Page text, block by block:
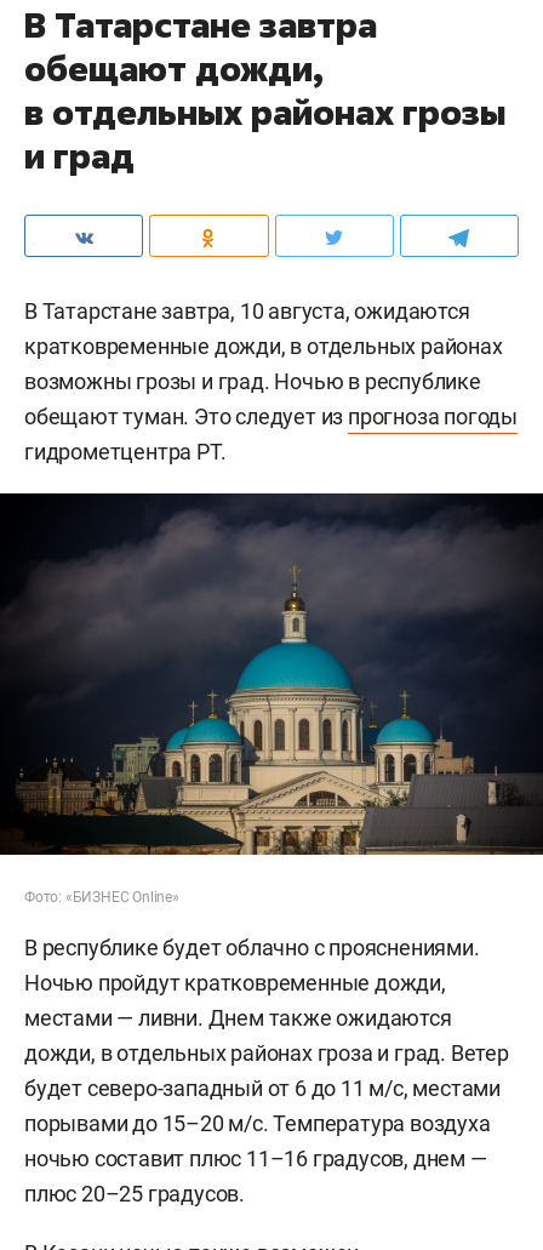
В Татарстане завтра
обещают дожди,
в отдельных районах грозы
и град
В Татарстане завтра, 10 августа, ожидаются
кратковременные дожди, в отдельных районах
возможны грозы и град. Ночью в республике
обещают туман. Это следует из прогноза погоды
гидрометцентра РТ.
Фото: «БИЗНЕС Online»
В республике будет облачно с прояснениями.
Ночью пройдут кратковременные дожди,
местами — ливни. Днем также ожидаются
дожди, в отдельных районах гроза и град. Ветер
будет северо-западный от 6 до 11 м/с, местами
порывами до 15–20 м/с. Температура воздуха
ночью составит плюс 11–16 градусов, днем —
плюс 20–25 градусов.